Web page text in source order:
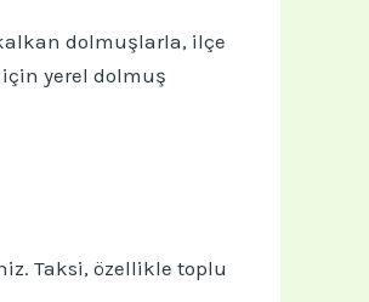
dolmuşlarla, ilçe
yerel dolmuş
Taksi, özellikle toplu